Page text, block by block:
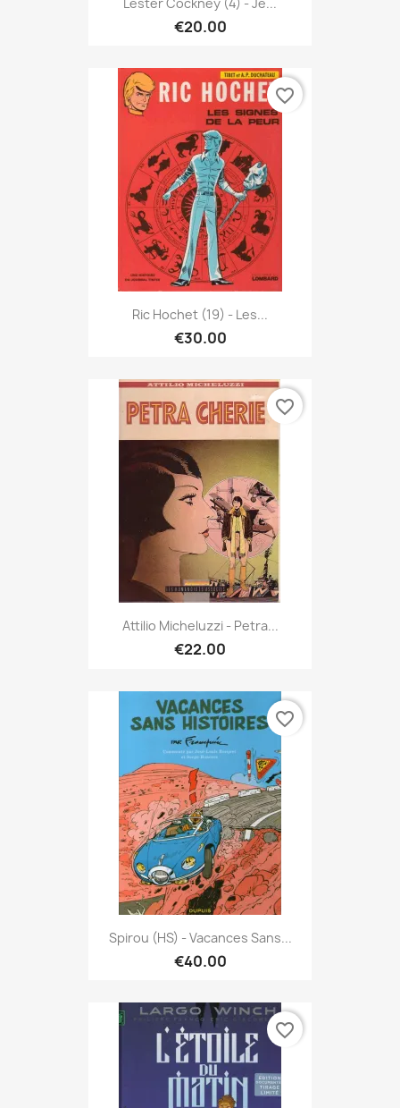
€20.00
Ric Hochet (19) - Les...
€30.00
favorite_border
Attilio Micheluzzi - Petra...
€22.00
favorite_border
Spirou (HS) - Vacances Sans...
€40.00
favorite_border
favorite_border